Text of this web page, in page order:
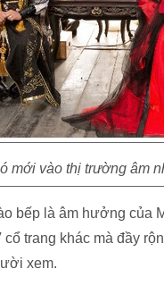
mới vào thị trường âm
bếp là âm hưởng của
trang khác mà đầy
xem.